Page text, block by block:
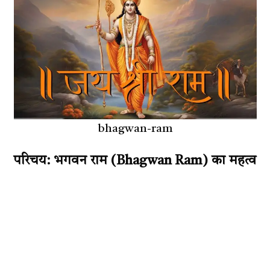
bhagwan-ram
परिचय: भगवन राम (Bhagwan Ram) का महत्व